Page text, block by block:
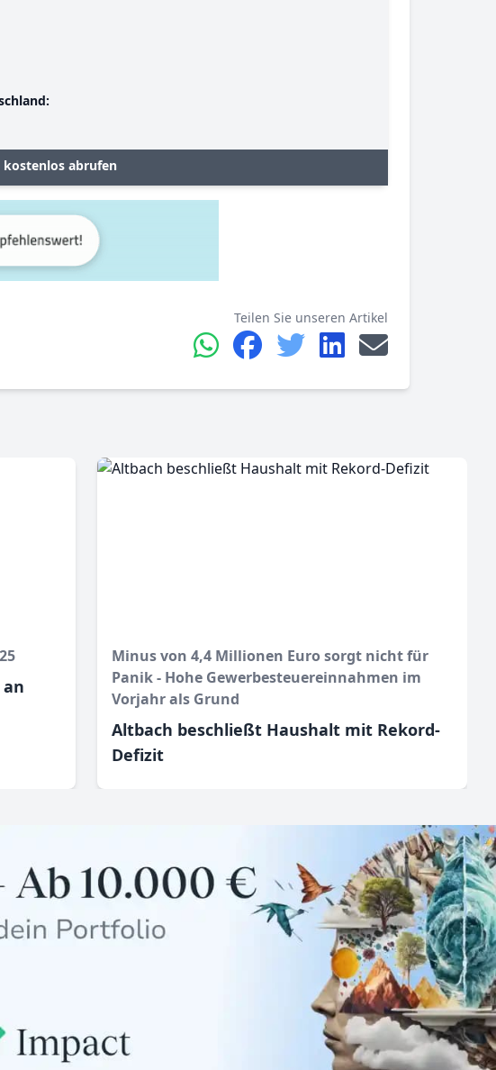
abrufen
Teilen Sie unseren Artikel
Minus von 4,4 Millionen Euro sorgt nicht für
Panik - Hohe Gewerbesteuereinnahmen im
Vorjahr als Grund
Altbach beschließt Haushalt mit Rekord-
Defizit